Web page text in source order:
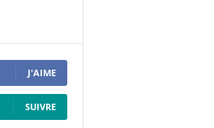
J'AIME
SUIVRE